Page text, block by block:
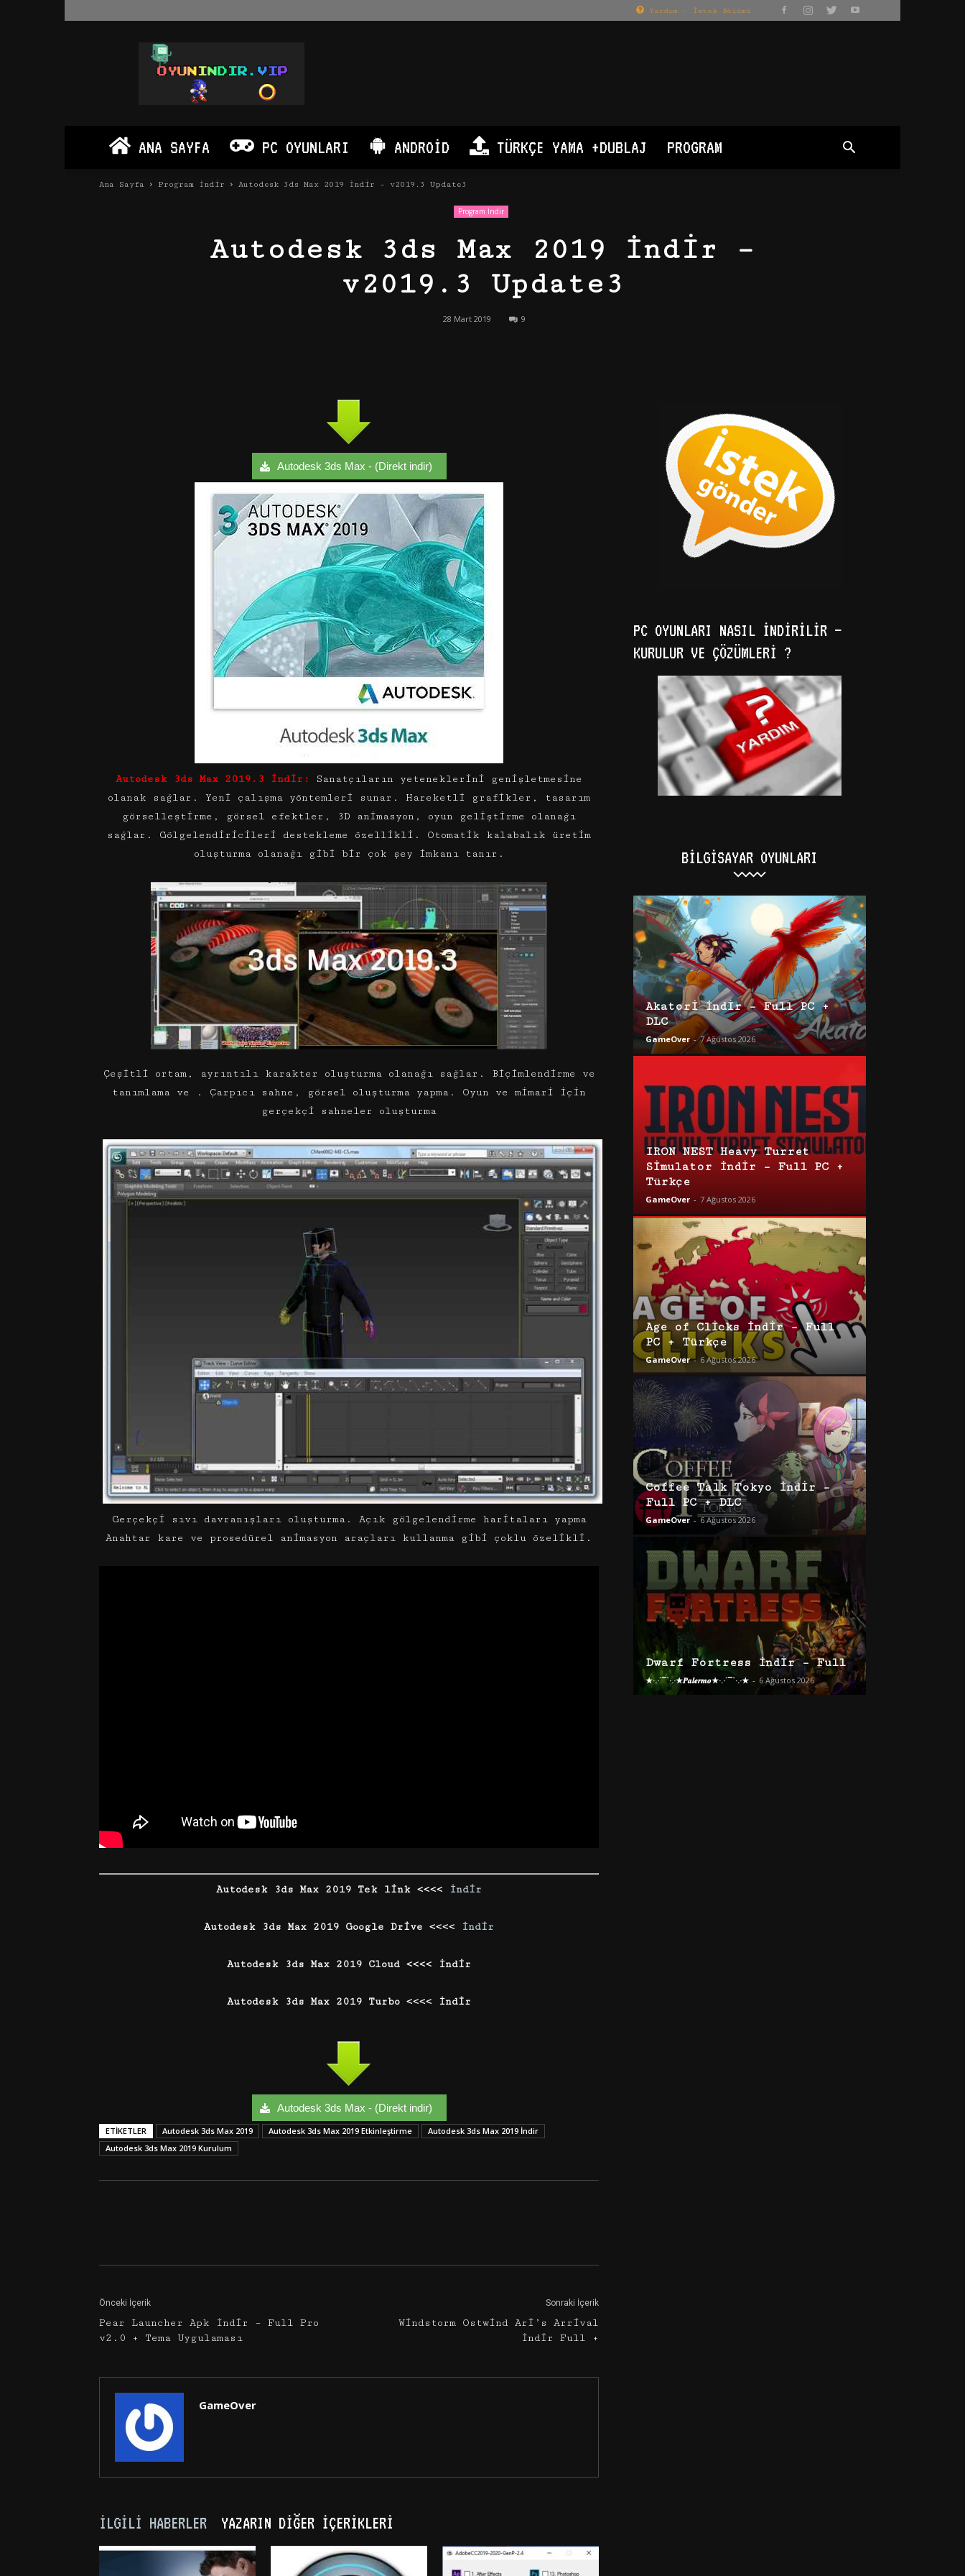
Yardım – İstek Bölümü
Oyun
İndir
PC
Android
ANA SAYFA PC OYUNLARI ANDROID TÜRKÇE YAMA +DUBLAJ PROGRAM
Ana Sayfa Program İndir Autodesk 3ds Max 2019 İndir – v2019.3 Update3
Program İndir
Autodesk 3ds Max 2019 İndir –
v2019.3 Update3
28 Mart 2019 9
Autodesk 3ds Max - (Direkt indir)
Autodesk 3ds Max 2019.3 indir:
Sanatçıların yeteneklerini genişletmesine
olanak sağlar. Yeni çalışma yöntemleri sunar. Hareketli grafikler, tasarım
görselleştirme, görsel efektler, 3D animasyon, oyun geliştirme olanağı
sağlar. Gölgelendiricileri destekleme özellikli. Otomatik kalabalık üretim
oluşturma olanağı gibi bir çok şey imkanı tanır.
Çeşitli ortam, ayrıntılı karakter oluşturma olanağı sağlar. Biçimlendirme ve
tanımlama ve . Çarpıcı sahne, görsel oluşturma yapma. Oyun ve mimari için
gerçekçi sahneler oluşturma
Gerçekçi sıvı davranışları oluşturma. Açık gölgelendirme haritaları yapma
Anahtar kare ve prosedürel animasyon araçları kullanma gibi çoklu özelikli.
Autodesk 3ds Max 2019 Tek link <<<< İndir
Autodesk 3ds Max 2019 Google Drive <<<< İndir
Autodesk 3ds Max 2019 Cloud <<<< İndir
Autodesk 3ds Max 2019 Turbo <<<< İndir
Autodesk 3ds Max - (Direkt indir)
ETIKETLER Autodesk 3ds Max 2019 Autodesk 3ds Max 2019 Etkinleştirme
Autodesk 3ds Max 2019 İndir
Autodesk 3ds Max 2019 Kurulum
Önceki İçerik
Pear Launcher Apk İndir – Full Pro
v2.0 + Tema Uygulaması
Sonraki İçerik
Windstorm Ostwind Ari’s Arrival
İndir Full +
GameOver
İLGILI HABERLER YAZARIN DIĞER İÇERIKLERI
PC OYUNLARI NASIL İNDIRILIR –
KURULUR VE ÇÖZÜMLERI ?
BILGISAYAR OYUNLARI
Akatori İndir – Full PC +
DLC
GameOver - 7 Ağustos 2026
IRON NEST Heavy Turret
Simulator İndir – Full PC +
Türkçe
GameOver - 7 Ağustos 2026
Age of Clicks İndir – Full
PC + Türkçe
GameOver - 6 Ağustos 2026
Coffee Talk Tokyo İndir –
Full PC + DLC
GameOver - 6 Ağustos 2026
Dwarf Fortress İndir – Full
★·.·´¯`·.·★𝑷𝒂𝒍𝒆𝒓𝒎𝒐★·.·´¯`·.·★ - 6 Ağustos 2026